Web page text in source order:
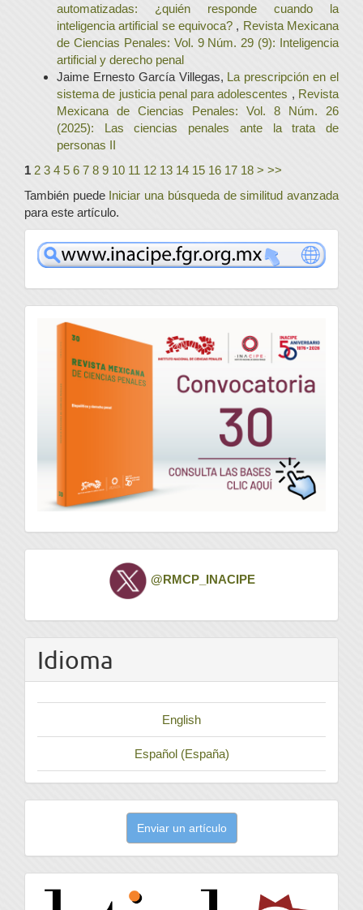
automatizadas: ¿quién responde cuando la
inteligencia artificial se equivoca? , Revista Mexicana
de Ciencias Penales: Vol. 9 Núm. 29 (9): Inteligencia
artificial y derecho penal
Jaime Ernesto García Villegas, La prescripción en el
sistema de justicia penal para adolescentes , Revista
Mexicana de Ciencias Penales: Vol. 8 Núm. 26
(2025): Las ciencias penales ante la trata de
personas II
1 2 3 4 5 6 7 8 9 10 11 12 13 14 15 16 17 18 > >>
También puede Iniciar una búsqueda de similitud avanzada
para este artículo.
www
convocatoria
Twitter @RMCP_INACIPE
Idioma
English
Español (España)
artículo
Enviar un artículo
latindex